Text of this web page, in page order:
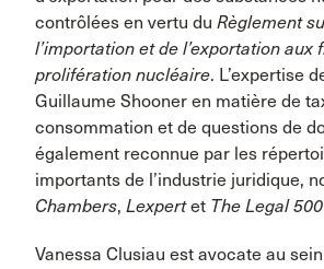
contrôlées en vertu du Règlement
l’importation et de l’exportation aux
prolifération nucléaire. L’expertise
Guillaume Shooner en matière de
consommation et de questions de
également reconnue par les
importants de l’industrie juridique,
Chambers, Lexpertet The Legal 500
Vanessa Clusiau est avocate au